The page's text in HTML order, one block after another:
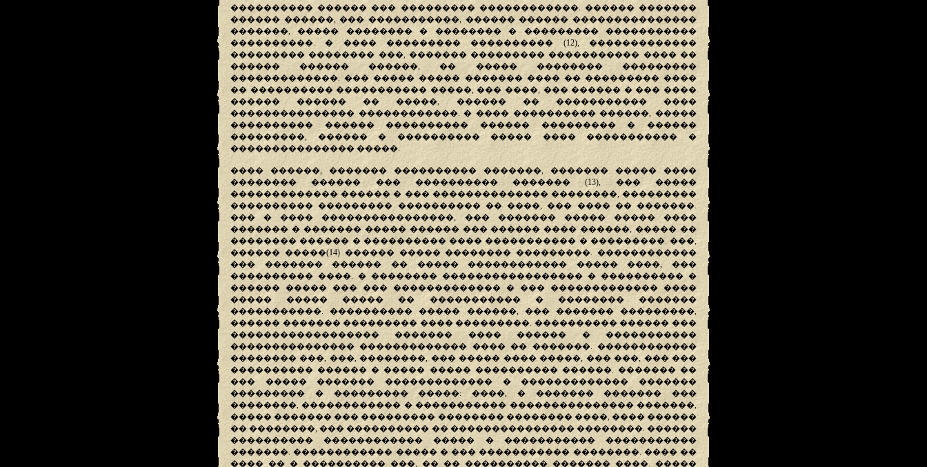
���������� ������ ��� ��������� ������������. ������ �������
������ ������, ��� �����������, ������ ������ ���������������
�������, ����� �������� � �������� � ��������� �����������
����������. � ���� ��������� ���������� (12), �������������
��������� �������� ���, ������� ��������� ����������� ���� ��
������ ������ ������, �� ����� �������� ���������
�������������. ��� ����� ����� ������� ���� �� ��������� ����
�� ���������� ����������� �����, ��� ����, ��� ������ � ��� ����
������ ������ �� �����, ������ �� ����������� ����
��������������� ������������. � ���� ���������� ������, �����
���������� ������ ���������� ������ ��������� � ������
���������, ������ � ���������� ����� ���� ����������� �
��������������� �����.
���� ������, ������� ���������� �������, ������� ����� ����
�������� ������ ��� ���������� ������� (13), ��� �����
������������� ������ � ��� �������������� ��������, ���������
���������� ��������� ���������� �� ����, ��� ���� �� �������.
��� � ���� ����������������, ��� ������� ����� ����� ����
������� � ������� ����� ������ ��� ������ ���� ������, ����� ��
�������� ������ � ���������� ���� ����������� � ���������. ���,
������ �����(14) ������ ����� �������� ���������. ������������
��� ������� ������ �� ����� ������������ ����� ����, ���
���������� ����. � �������� ����������������� � ���������� �
������ ����� ��� ��� ������������� � ��� ������������� ����
����� ����� ����� �� ����������� � �������� �������
�����������. ���������� ����� ������, ��� ������� ���������,
������ ������� ��������� ���� ���������. ���������� ������ ���
������������������ ������� ���� ������ � �����������
��������������� ������������� ���� �� �������. ������������
�������� ���, ���, ��������, ��� ����� ���� �����, ��� ���, ��� ���
���������� ������ � ����� ����� ���������� ������. ������� ��
��� ����� ������� ������������� � ������������� �������
��������� � ��������� �����: ����, � ������� ������� ���
��������, ������������ � ����������� ��������������� �������,
����� ������� ��� ��������� �������� �������� ����, ���� ������
�� ��������, ��� ���������� �� ��������������� ��������. ������
���������� ������������ ����� � ����������� �����������
�������. ������������ ����� � ��� ����������� ��������. ���� ��
���� �� � ���������� ���, �� �� ���������� ������� ����. �����